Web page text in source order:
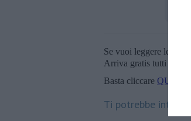
Se vuoi leggere le
Arriva gratis tutti i
Basta cliccare QUI
Ti potrebbe